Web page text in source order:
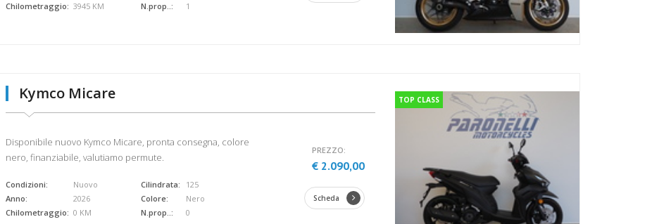
Chilometraggio: 3945 KM
N.prop..:
1
TOP CLASS
Kymco Micare
Disponibile nuovo Kymco Micare, pronta consegna, colore
nero, finanziabile, valutiamo permute.
Condizioni:
Anno:
Chilometraggio:
Nuovo
2026
0 KM
Cilindrata:
Colore:
N.prop..:
125
Nero
0
PREZZO:
€ 2.090,00
Scheda